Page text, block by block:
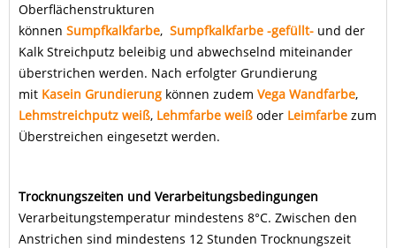
Oberflächenstrukturen
können Sumpfkalkfarbe, Sumpfkalkfarbe -gefüllt- und der
Kalk Streichputz beleibig und abwechselnd miteinander
überstrichen werden. Nach erfolgter Grundierung
mit Kasein Grundierung können zudem Vega Wandfarbe,
Lehmstreichputz weiß, Lehmfarbe weiß oder Leimfarbe zum
Überstreichen eingesetzt werden.
Trocknungszeiten und Verarbeitungsbedingungen
Verarbeitungstemperatur mindestens 8°C. Zwischen den
Anstrichen sind mindestens 12 Stunden Trocknungszeit